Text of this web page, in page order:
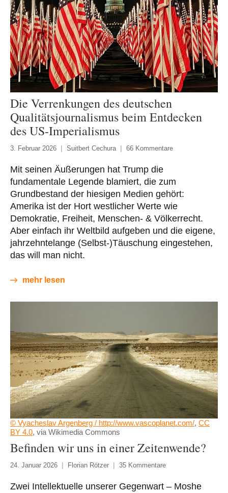
Die Verrenkungen des deutschen
Qualitätsjournalismus beim Entdecken
des US-Imperialismus
3. Februar 2026 Suitbert Cechura 66 Kommentare
Mit seinen Äußerungen hat Trump die
fundamentale Legende blamiert, die zum
Grundbestand der hiesigen Medien gehört:
Amerika ist der Hort westlicher Werte wie
Demokratie, Freiheit, Menschen- & Völkerrecht.
Aber einfach ihr Weltbild aufgeben und die eigene,
jahrzehntelange (Selbst-)Täuschung eingestehen,
das will man nicht.
mehr lesen
© Vyacheslav Argenberg / http://www.vascoplanet.com/, CC
BY 4.0, via Wikimedia Commons
Befinden wir uns in einer Zeitenwende?
24. Januar 2026 Florian Rötzer 35 Kommentare
Zwei Intellektuelle unserer Gegenwart – Moshe